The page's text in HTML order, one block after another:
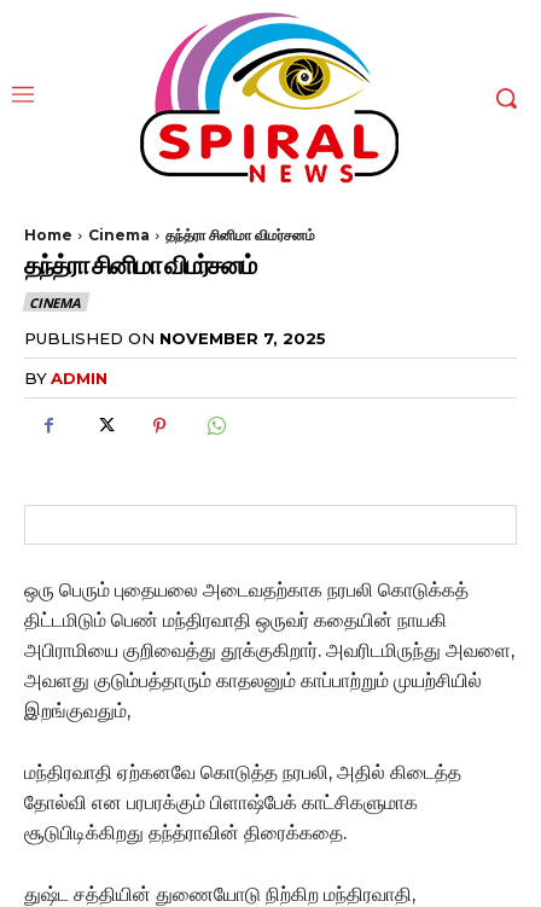
Home Cinema தந்த்ரா சினிமா விமர்சனம்
தந்த்ரா சினிமா விமர்சனம்
CINEMA
PUBLISHED ON NOVEMBER 7, 2025
BYADMIN
ஒரு பெரும் புதையலை அடைவதற்காக நரபலி கொடுக்கத்
திட்டமிடும் பெண் மந்திரவாதி ஒருவர் கதையின் நாயகி
அபிராமியை குறிவைத்து தூக்குகிறார். அவரிடமிருந்து அவளை,
அவளது குடும்பத்தாரும் காதலனும் காப்பாற்றும் முயற்சியில்
இறங்குவதும்,
மந்திரவாதி ஏற்கனவே கொடுத்த நரபலி, அதில் கிடைத்த
தோல்வி என பரபரக்கும் பிளாஷ்பேக் காட்சிகளுமாக
சூடுபிடிக்கிறது தந்த்ராவின் திரைக்கதை.
துஷ்ட சத்தியின் துணையோடு நிற்கிற மந்திரவாதி,